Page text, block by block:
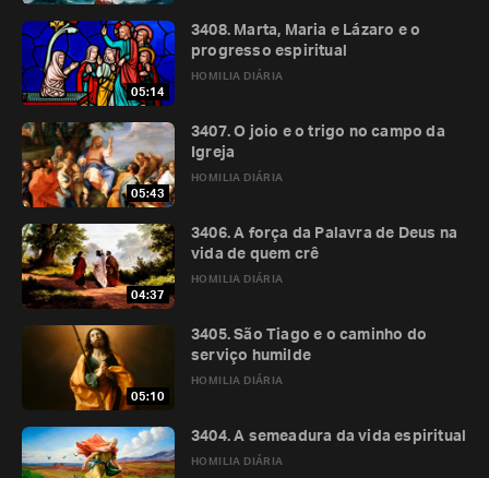
05:14
HOMILIA DIÁRIA
3408. Marta, Maria e Lázaro e o
progresso espiritual
05:43
HOMILIA DIÁRIA
3407. O joio e o trigo no campo da
Igreja
04:37
HOMILIA DIÁRIA
3406. A força da Palavra de Deus na
vida de quem crê
05:10
HOMILIA DIÁRIA
3405. São Tiago e o caminho do
serviço humilde
HOMILIA DIÁRIA
3404. A semeadura da vida espiritual